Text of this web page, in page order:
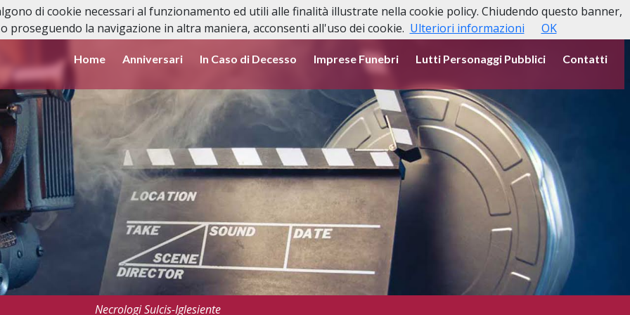
Home Anniversari In Caso di Decesso Imprese Funebri Lutti Personaggi Pubblici Contatti
Necrologi Sulcis-Iglesiente
di cookie necessari al funzionamento ed utili alle finalità illustrate nella cookie policy. Chiudendo questo banner,
proseguendo la navigazione in altra maniera, acconsenti all'uso dei cookie. Ulteriori informazioni OK